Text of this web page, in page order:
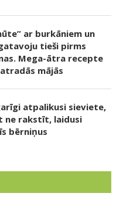
ar burkāniem un
tieši pirms
Mega-ātra recepte
mājās
atpalikusi sieviete,
ne rakstīt, laidusi
bērniņus